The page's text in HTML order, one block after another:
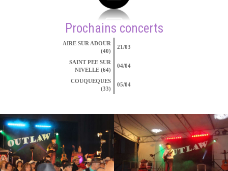
Prochains concerts
AIRE SUR ADOUR
(40)
21/03
SAINT PEE SUR
NIVELLE (64)
04/04
COUQUEQUES
(33)
05/04